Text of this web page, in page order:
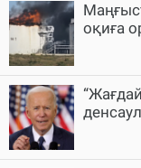
оқиға